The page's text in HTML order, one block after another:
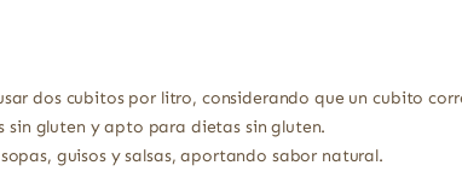
dos cubitos por litro, considerando que un cubito
sin gluten y apto para dietas sin gluten.
guisos y salsas, aportando sabor natural.